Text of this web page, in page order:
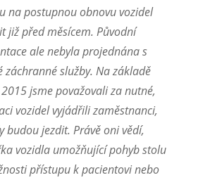
na postupnou obnovu vozidel
již před měsícem. Původní
ale nebyla projednána s
služby. Na základě
jsme považovali za nutné,
vozidel vyjádřili zaměstnanci,
budou jezdit. Právě oni vědí,
vozidla umožňující pohyb stolu
přístupu k pacientovi nebo